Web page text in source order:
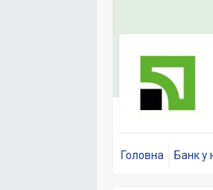
Головна Банк